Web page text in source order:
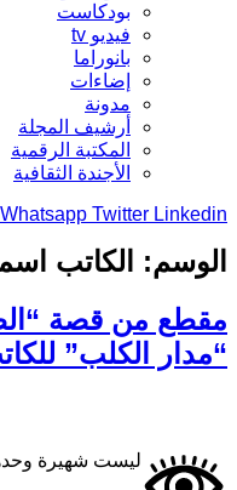
بودكاست
فيديو tv
بانوراما
إضاءات
مدونة
أرشيف المجلة
المكتبة الرقمية
الأجندة الثقافية
Whatsapp Twitter Linkedin
الوسم:
الكاتب
مقطع من قصة
“مدار الكلب”
ليست شهيرة